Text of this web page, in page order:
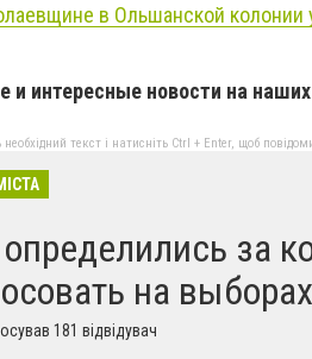
в Ольшанской
интересные новости на
текст і натисніть Ctrl + Enter, щоб
за
на
181 відвідувач